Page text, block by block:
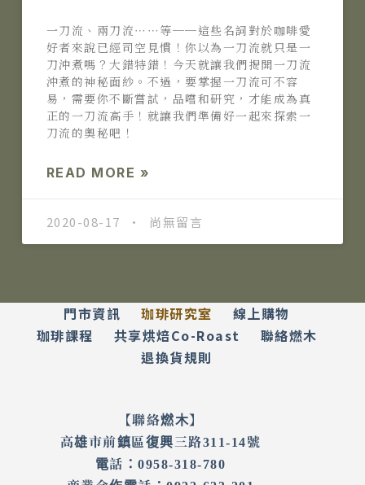
一刀流、兩刀流⋯⋯等──這些名詞對於咖啡愛
好者來說已經司空見慣！你以為一刀流就只是一
刀沖煮嗎？大錯特錯！今天就讓我們揭開一刀流
沖煮的神秘面紗。不過，要掌握一刀流可不容
易，需要你不斷嘗試，品嚐和研究，才能成為真
正的一刀流高手！就讓我們準備好一起來探索一
刀流的奧秘吧！
READ MORE »
2020-08-17 尚無留言
門市資訊 珈琲研究室
線上購物
珈琲課程
共享烘焙Co-Roast
聯絡燃木
退換貨規則
【聯絡燃木】
高雄市前鎮區復興三路311-14號
電話：0958-318-780